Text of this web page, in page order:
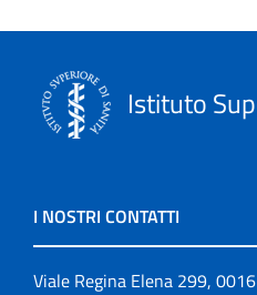
Istituto
I NOSTRI CONTATTI
Viale Regina Elena 299,